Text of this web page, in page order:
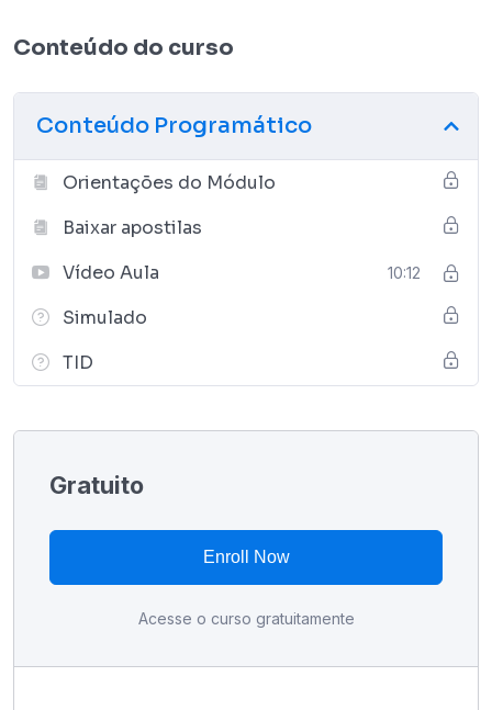
Conteúdo do curso
Conteúdo Programático
Orientações do Módulo
Baixar apostilas
Vídeo Aula
10:12
Simulado
TID
Gratuito
Enroll Now
Acesse o curso gratuitamente